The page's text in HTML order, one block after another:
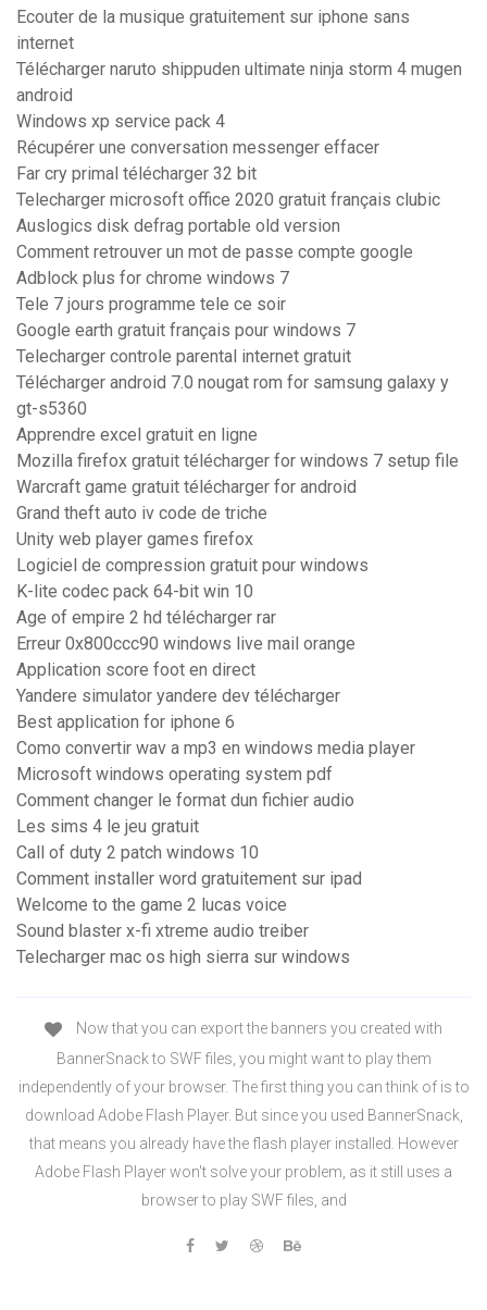
Ecouter de la musique gratuitement sur iphone sans
internet
Télécharger naruto shippuden ultimate ninja storm 4 mugen
android
Windows xp service pack 4
Récupérer une conversation messenger effacer
Far cry primal télécharger 32 bit
Telecharger microsoft office 2020 gratuit français clubic
Auslogics disk defrag portable old version
Comment retrouver un mot de passe compte google
Adblock plus for chrome windows 7
Tele 7 jours programme tele ce soir
Google earth gratuit français pour windows 7
Telecharger controle parental internet gratuit
Télécharger android 7.0 nougat rom for samsung galaxy y
gt-s5360
Apprendre excel gratuit en ligne
Mozilla firefox gratuit télécharger for windows 7 setup file
Warcraft game gratuit télécharger for android
Grand theft auto iv code de triche
Unity web player games firefox
Logiciel de compression gratuit pour windows
K-lite codec pack 64-bit win 10
Age of empire 2 hd télécharger rar
Erreur 0x800ccc90 windows live mail orange
Application score foot en direct
Yandere simulator yandere dev télécharger
Best application for iphone 6
Como convertir wav a mp3 en windows media player
Microsoft windows operating system pdf
Comment changer le format dun fichier audio
Les sims 4 le jeu gratuit
Call of duty 2 patch windows 10
Comment installer word gratuitement sur ipad
Welcome to the game 2 lucas voice
Sound blaster x-fi xtreme audio treiber
Telecharger mac os high sierra sur windows
Now that you can export the banners you created with
BannerSnack to SWF files, you might want to play them
independently of your browser. The first thing you can think of is to
download Adobe Flash Player. But since you used BannerSnack,
that means you already have the flash player installed. However
Adobe Flash Player won't solve your problem, as it still uses a
browser to play SWF files, and